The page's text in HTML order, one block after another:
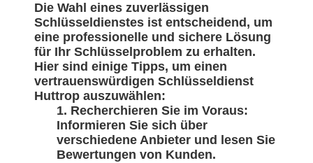
Die Wahl eines zuverlässigen
Schlüsseldienstes ist entscheidend, um
eine professionelle und sichere Lösung
für Ihr Schlüsselproblem zu erhalten.
Hier sind einige Tipps, um einen
vertrauenswürdigen Schlüsseldienst
Huttrop auszuwählen:
Recherchieren Sie im Voraus:
Informieren Sie sich über
verschiedene Anbieter und lesen Sie
Bewertungen von Kunden.